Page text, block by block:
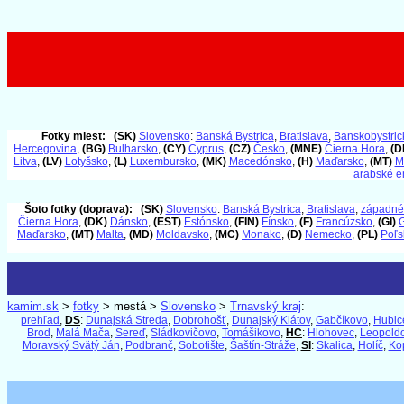
Fotky miest: (SK) Slovensko: Banská Bystrica, Bratislava,
Hercegovina, (BG) Bulharsko, (CY) Cyprus, (CZ) Česko, (MNE) Čierna Hora,
Litva, (LV) Lotyšsko, (L) Luxembursko, (MK) Macedónsko, (H) Maďarsko, (MT)
arabské
Šoto fotky (doprava): (SK) Slovensko: Banská Bystrica, Bratislava,
Čierna Hora, (DK) Dánsko, (EST) Estónsko, (FIN) Fínsko, (F) Francúzsko, (GI)
Maďarsko, (MT) Malta, (MD) Moldavsko, (MC) Monako, (D) Nemecko, (PL)
kamim.sk > fotky > mestá > Slovensko > Trnavský kraj:
prehľad , DS: Dunajská Streda, Dobrohošť, Dunajský Klátov, Gabčíkovo,
Brod , Malá Mača, Sereď, Sládkovičovo, Tomášikovo, HC: Hlohovec,
Moravský Svätý Ján, Podbranč, Sobotište, Šaštín-Stráže, SI : Skalica, Holíč,